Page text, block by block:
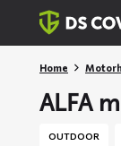
Skiplinks
Home
ALFA
OUTDOOR